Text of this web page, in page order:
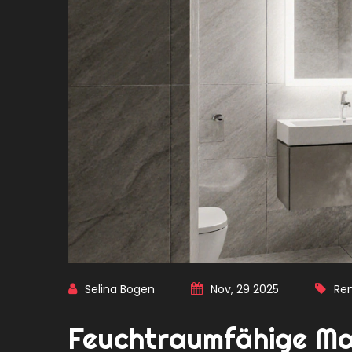
Selina Bogen Nov, 29 2025
Feuchtraumfähige